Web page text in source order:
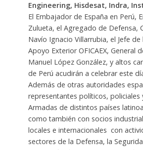
Engineering, Hisdesat, Indra,
El Embajador de España en Perú,
Zulueta, el Agregado de Defensa,
Navío Ignacio Villarrubia, el Jefe de
Apoyo Exterior OFICAEX, General
Manuel López González, y altos
de Perú acudirán a celebrar este
Además de otras autoridades
representantes políticos, policiales
Armadas de distintos países
como también con socios
locales e internacionales con
sectores de la Defensa, la